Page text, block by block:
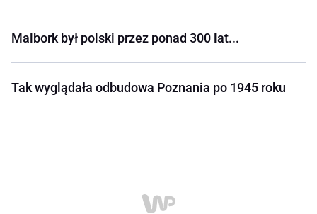
Malbork był polski przez ponad 300 lat...
Tak wyglądała odbudowa Poznania po 1945 roku